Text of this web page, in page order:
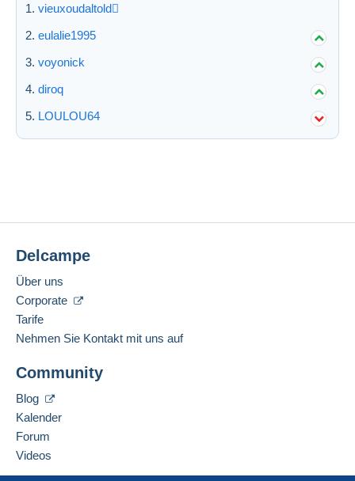
vieuxoudaltold
eulalie1995
voyonick
diroq
LOULOU64
Delcampe
Über uns
Corporate
Tarife
Nehmen Sie Kontakt mit uns auf
Community
Blog
Kalender
Forum
Videos